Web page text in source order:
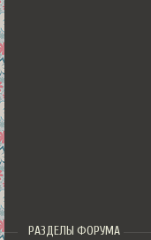
РАЗДЕЛЫ ФОРУМА